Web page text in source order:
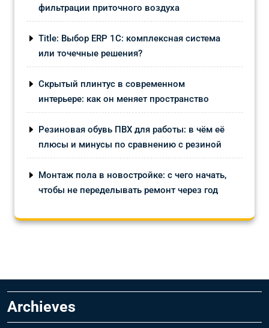
фильтрации приточного воздуха
Title: Выбор ERP 1С: комплексная система
или точечные решения?
Скрытый плинтус в современном
интерьере: как он меняет пространство
Резиновая обувь ПВХ для работы: в чём её
плюсы и минусы по сравнению с резиной
Монтаж пола в новостройке: с чего начать,
чтобы не переделывать ремонт через год
Archieves